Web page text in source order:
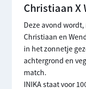
Christiaan X
Deze avond
Christiaan en
in het zonnetje
achtergrond en
match.
INIKA staat voor